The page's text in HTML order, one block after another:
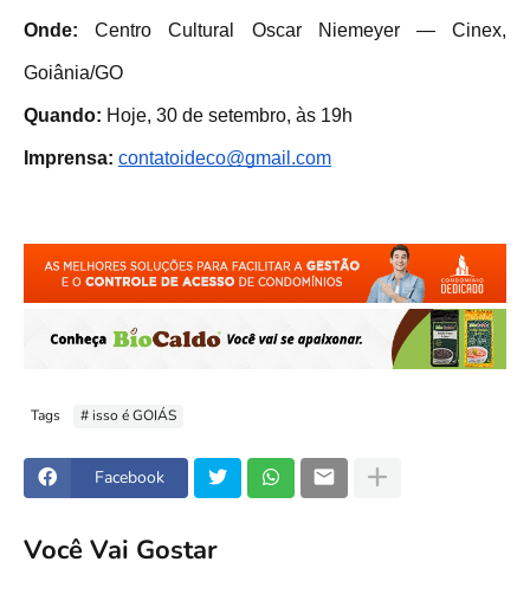
Onde: Centro Cultural Oscar Niemeyer — Cinex,
Goiânia/GO
Quando: Hoje, 30 de setembro, às 19h
Imprensa: contatoideco@gmail.com
Tags # isso é GOIÁS
Facebook
Você Vai Gostar